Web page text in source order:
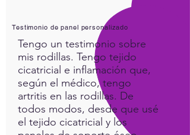
Testimonio de panel personalizado
Tengo un testimonio sobre
mis rodillas. Tengo tejido
cicatricial e inflamación que,
según el médico, tengo
artritis en las rodillas. De
todos modos, desde que usé
el tejido cicatricial y los